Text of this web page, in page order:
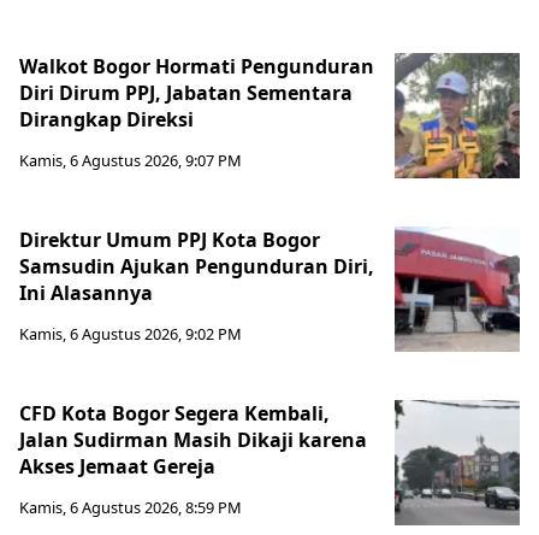
Walkot Bogor Hormati Pengunduran
Diri Dirum PPJ, Jabatan Sementara
Dirangkap Direksi
Kamis, 6 Agustus 2026, 9:07 PM
Direktur Umum PPJ Kota Bogor
Samsudin Ajukan Pengunduran Diri,
Ini Alasannya
Kamis, 6 Agustus 2026, 9:02 PM
CFD Kota Bogor Segera Kembali,
Jalan Sudirman Masih Dikaji karena
Akses Jemaat Gereja
Kamis, 6 Agustus 2026, 8:59 PM